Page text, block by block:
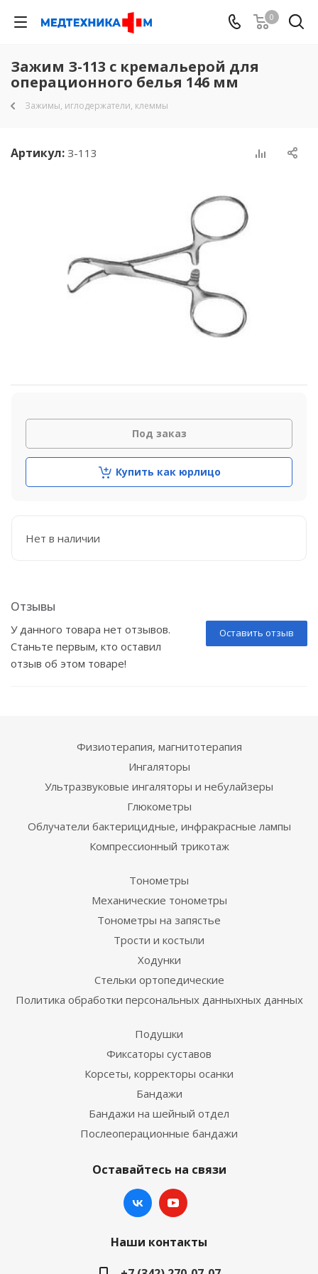
0
Зажим З-113 с кремальерой для
операционного белья 146 мм
Зажимы, иглодержатели, клеммы
Артикул: З-113
Под заказ
Купить как юрлицо
Нет в наличии
Отзывы
Оставить отзыв
У данного товара нет отзывов.
Станьте первым, кто оставил
отзыв об этом товаре!
Физиотерапия, магнитотерапия
Ингаляторы
Ультразвуковые ингаляторы и небулайзеры
Глюкометры
Облучатели бактерицидные, инфракрасные лампы
Компрессионный трикотаж
Тонометры
Механические тонометры
Тонометры на запястье
Трости и костыли
Ходунки
Стельки ортопедические
Политика обработки персональных данныхных данных
Подушки
Фиксаторы суставов
Корсеты, корректоры осанки
Бандажи
Бандажи на шейный отдел
Послеоперационные бандажи
Оставайтесь на связи
Наши контакты